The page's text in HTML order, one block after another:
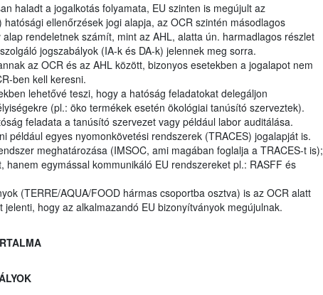
haladt a jogalkotás folyamata, EU szinten is megújult az
ellenőrzések jogi alapja, az OCR szintén másodlagos
rendeletnek számít, mint az AHL, alatta ún. harmadlagos részlet
jogszabályok (IA-k és DA-k) jelennek meg sorra.
az OCR és az AHL között, bizonyos esetekben a jogalapot nem
ben kell keresni.
lehetővé teszi, hogy a hatóság feladatokat delegáljon
(pl.: öko termékek esetén ökológiai tanúsító szerveztek).
feladata a tanúsító szervezet vagy például labor auditálása.
például egyes nyomonkövetési rendszerek (TRACES) jogalapját is.
meghatározása (IMSOC, ami magában foglalja a TRACES-t is);
hanem egymással kommunikáló EU rendszereket pl.: RASFF és
(TERRE/AQUA/FOOD hármas csoportba osztva) is az OCR alatt
jelenti, hogy az alkalmazandó EU bizonyítványok megújulnak.